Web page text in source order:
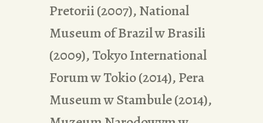
Pretorii (2007), National
Museum of Brazil w Brasili
(2009), Tokyo International
Forum w Tokio (2014), Pera
Museum w Stambule (2014),